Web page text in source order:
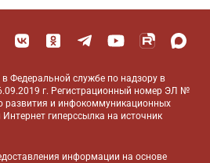
Федеральной службе по надзору в
г. Регистрационный номер ЭЛ №
развития и инфокоммуникационных
гиперссылка на источник
информации на основе